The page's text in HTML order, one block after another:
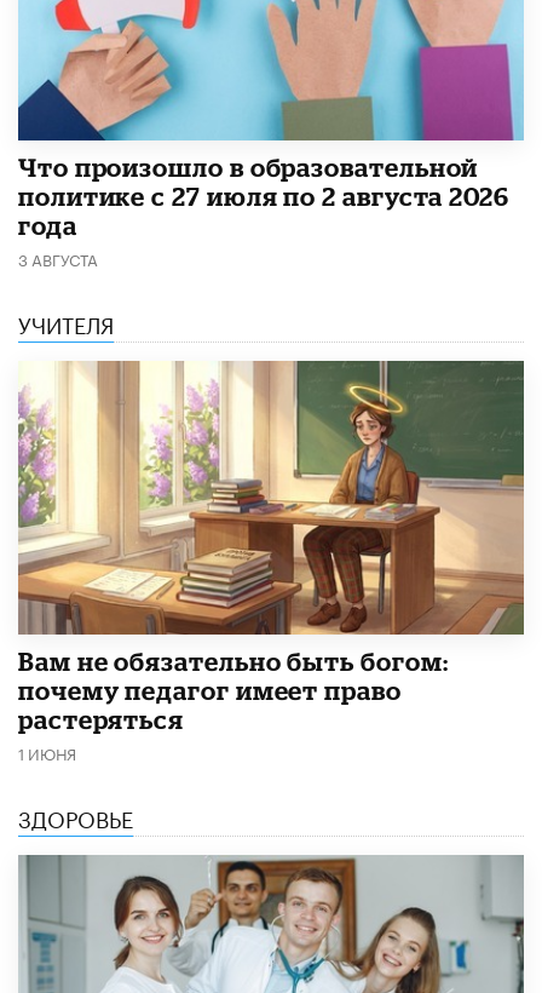
​Что произошло в образовательной
политике с 27 июля по 2 августа 2026
года
3 АВГУСТА
УЧИТЕЛЯ
​Вам не обязательно быть богом:
почему педагог имеет право
растеряться
1 ИЮНЯ
ЗДОРОВЬЕ